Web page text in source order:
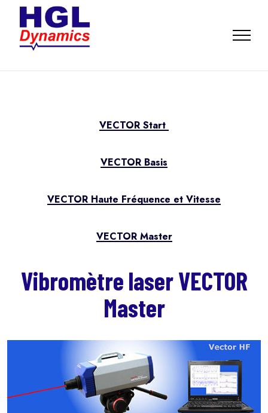
VECTOR Start
VECTOR Basis
VECTOR Haute Fréquence et Vitesse
VECTOR Master
Vibromètre laser VECTOR
Master